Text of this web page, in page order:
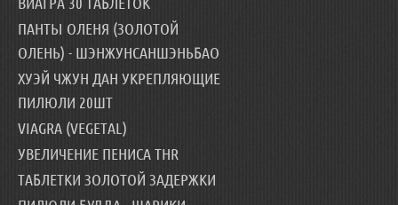
ПАНТЫ ОЛЕНЯ (ЗОЛОТОЙ
ОЛЕНЬ) - ШЭНЖУНСАНШЭНЬБАО
ХУЭЙ ЧЖУН ДАН УКРЕПЛЯЮЩИЕ
ПИЛЮЛИ 20ШТ
VIAGRA (VEGETAL)
УВЕЛИЧЕНИЕ ПЕНИСА THR
ТАБЛЕТКИ ЗОЛОТОЙ ЗАДЕРЖКИ